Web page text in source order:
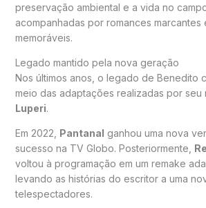
preservação ambiental e a vida no
acompanhadas por romances marcantes
memoráveis.
Legado mantido pela nova geração
Nos últimos anos, o legado de Benedito
meio das adaptações realizadas por seu
Luperi.
Em 2022, Pantanal ganhou uma nova
sucesso na TV Globo. Posteriormente,
voltou à programação em um remake
levando as histórias do escritor a uma
telespectadores.